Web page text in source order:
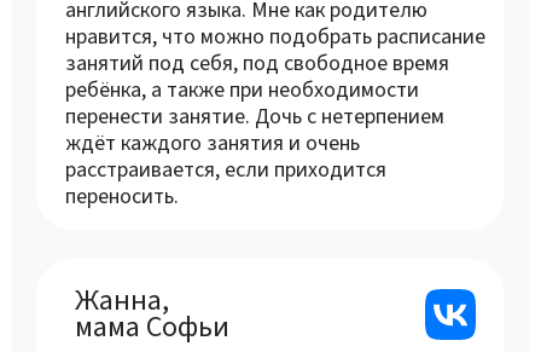
английского языка. Мне как родителю
нравится, что можно подобрать расписание
занятий под себя, под свободное время
ребёнка, а также при необходимости
перенести занятие. Дочь с нетерпением
ждёт каждого занятия и очень
расстраивается, если приходится
переносить.
Жанна,
мама Софьи